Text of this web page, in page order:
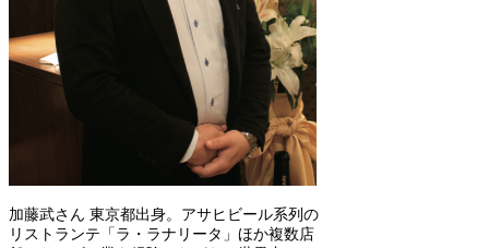
加藤武さん 東京都出身。アサヒビール系列の
リストランテ「ラ・ラナリータ」ほか複数店